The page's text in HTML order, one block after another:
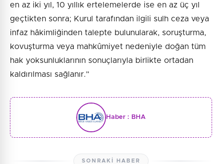
en az iki yıl, 10 yıllık ertelemelerde ise en az üç yıl
geçtikten sonra; Kurul tarafından ilgili sulh ceza veya
infaz hâkimliğinden talepte bulunularak, soruşturma,
kovuşturma veya mahkûmiyet nedeniyle doğan tüm
hak yoksunluklarının sonuçlarıyla birlikte ortadan
kaldırılması sağlanır.”
Haber : BHA
SONRAKI HABER